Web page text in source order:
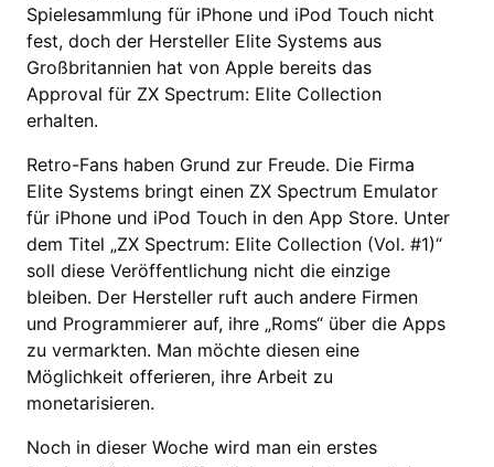
Spielesammlung für iPhone und iPod Touch nicht
fest, doch der Hersteller Elite Systems aus
Großbritannien hat von Apple bereits das
Approval für ZX Spectrum: Elite Collection
erhalten.
Retro-Fans haben Grund zur Freude. Die Firma
Elite Systems bringt einen ZX Spectrum Emulator
für iPhone und iPod Touch in den App Store. Unter
dem Titel „ZX Spectrum: Elite Collection (Vol. #1)“
soll diese Veröffentlichung nicht die einzige
bleiben. Der Hersteller ruft auch andere Firmen
und Programmierer auf, ihre „Roms“ über die Apps
zu vermarkten. Man möchte diesen eine
Möglichkeit offerieren, ihre Arbeit zu
monetarisieren.
Noch in dieser Woche wird man ein erstes